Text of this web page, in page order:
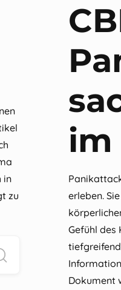
in
zu
im
erleben.
Gefühl des
Dokument